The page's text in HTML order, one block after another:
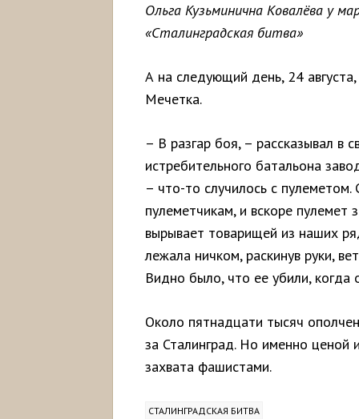
Ольга Кузьминична Ковалёва у
«Сталинградская битва»
А на следующий день, 24
Мечетка.
– В разгар боя, – рассказывал в
истребительного батальона
– что-то случилось с пулеметом.
пулеметчикам, и вскоре пулемет
вырывает товарищей из наших
лежала ничком, раскинув руки,
Видно было, что ее убили, когда
Около пятнадцати тысяч
за Сталинград. Но именно ценой
захвата фашистами.
СТАЛИНГРАДСКАЯ БИТВА